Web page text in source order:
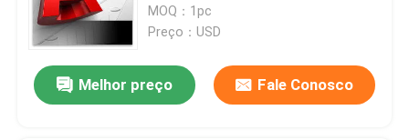
MOQ：1pc
Preço：USD
Melhor preço Fale Conosco